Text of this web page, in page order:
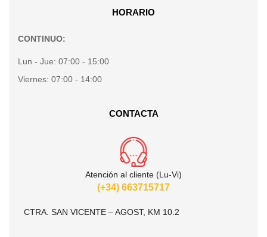
HORARIO
CONTINUO:
Lun - Jue: 07:00 - 15:00
Viernes: 07:00 - 14:00
CONTACTA
Atención al cliente (Lu-Vi)
(+34) 663715717
CTRA. SAN VICENTE – AGOST, KM 10.2